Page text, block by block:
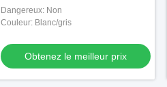
applications de fabrication
Dangereux: Non
Couleur: Blanc/gris
Obtenez le meilleur prix